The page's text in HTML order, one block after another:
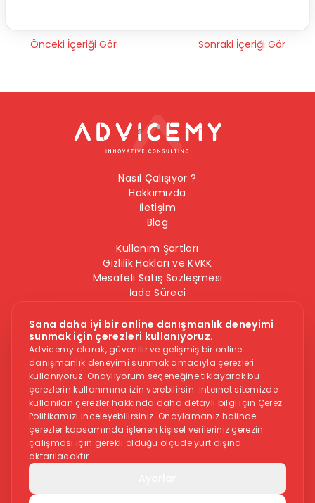
Önceki İçeriği Gör Sonraki İçeriği Gör
Sana daha iyi bir online danışmanlık deneyimi
sunmak için çerezleri kullanıyoruz.
Advicemy olarak, güvenilir ve gelişmiş bir online
danışmanlık deneyimi sunmak amacıyla çerezleri
kullanıyoruz. Onaylıyorum seçeneğine tıklayarak bu
çerezlerin kullanımına izin verebilirsin. İnternet sitemizde
kullanılan çerezler hakkında daha detaylı bilgi için Çerez
Politikamızı inceleyebilirsiniz. Onaylamanız halinde
çerezler kapsamında işlenen kişisel verileriniz çerezin
çalışması için gerekli olduğu ölçüde yurt dışına
aktarılacaktır.
Nasıl Çalışıyor ?
Hakkımızda
İletişim
Blog
Kullanım Şartları
Gizlilik Hakları ve KVKK
Mesafeli Satış Sözleşmesi
İade Süreci
Bilgi Güvenliği Politikası
Bizi Takip Edin
Dikkat -Online danışmanlık hizmeti, herkese uygun bir hizmet
değildir. İntihar veya kendine zarar vermek gibi düşüncelere